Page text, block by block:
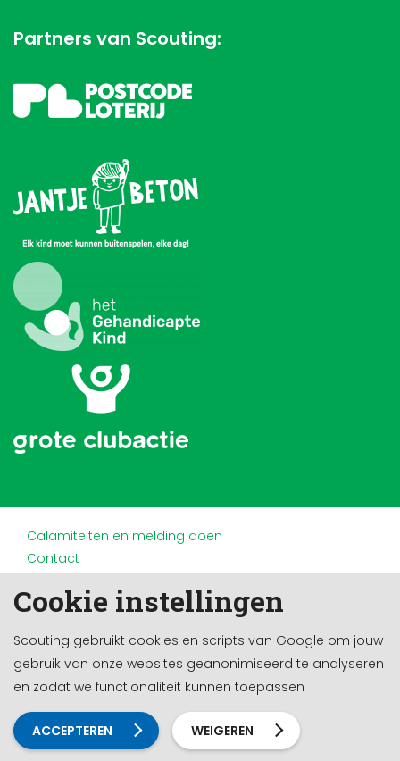
Cookie instellingen
Scouting gebruikt cookies en scripts van Google om jouw
gebruik van onze websites geanonimiseerd te analyseren
en zodat we functionaliteit kunnen toepassen
ACCEPTEREN WEIGEREN
Partners van Scouting:
Calamiteiten en melding doen
Contact
Doneren en nalaten
Privacy
Werken bij
Cookie-instellingen
Ontwikkeld door a&m impact